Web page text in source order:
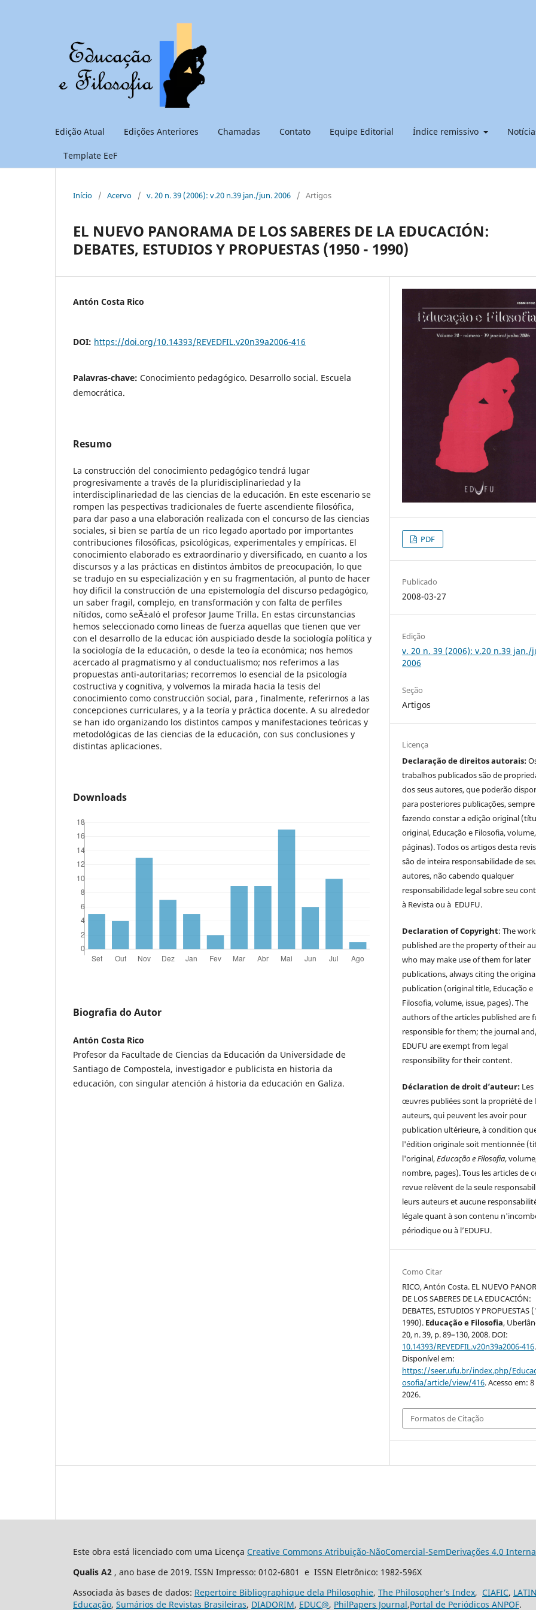
Edição Atual Edições Anteriores Chamadas Contato Equipe Editorial Índice remissivo
Template EeF
Início / Acervo / v. 20 n. 39 (2006): v.20 n.39 jan./jun. 2006 / Artigos
EL NUEVO PANORAMA DE LOS SABERES DE LA EDUCACIÓN:
DEBATES, ESTUDIOS Y PROPUESTAS (1950 - 1990)
Antón Costa Rico
DOI: https://doi.org/10.14393/REVEDFIL.v20n39a2006-416
Palavras-chave: Conocimiento pedagógico. Desarrollo social. Escuela
democrática.
Resumo
La construcción del conocimiento pedagógico tendrá lugar
progresivamente a través de la pluridisciplinariedad y la
interdisciplinariedad de las ciencias de la educación. En este escenario se
rompen las pespectivas tradicionales de fuerte ascendiente filosófica,
para dar paso a una elaboración realizada con el concurso de las ciencias
sociales, si bien se partía de un rico legado aportado por importantes
contribuciones filosóficas, psicológicas, experimentales y empíricas. El
conocimiento elaborado es extraordinario y diversificado, en cuanto a los
discursos y a las prácticas en distintos ámbitos de preocupación, lo que
se tradujo en su especialización y en su fragmentación, al punto de hacer
hoy dificil la construcción de una epistemología del discurso pedagógico,
un saber fragil, complejo, en transformación y con falta de perfiles
nítidos, como seÃ±aló el profesor Jaume Trilla. En estas circunstancias
hemos seleccionado como lineas de fuerza aquellas que tienen que ver
con el desarrollo de la educac ión auspiciado desde la sociología política y
la sociología de la educación, o desde la teo ía económica; nos hemos
acercado al pragmatismo y al conductualismo; nos referimos a las
propuestas anti-autoritarias; recorremos lo esencial de la psicología
costructiva y cognitiva, y volvemos la mirada hacia la tesis del
conocimiento como construcción social, para , finalmente, referirnos a las
concepciones curriculares, y a la teoría y práctica docente. A su alrededor
se han ido organizando los distintos campos y manifestaciones teóricas y
metodológicas de las ciencias de la educación, con sus conclusiones y
distintas aplicaciones.
Downloads
Biografia do Autor
Antón Costa Rico
Profesor da Facultade de Ciencias da Educación da Universidade de
Santiago de Compostela, investigador e publicista en historia da
educación, con singular atención á historia da educación en Galiza.
PDF
Publicado
2008-03-27
Edição
v. 20 n. 39 (2006): v.20 n.39 jan./
2006
Seção
Artigos
Licença
Declaração de direitos autorais:
trabalhos publicados são de
dos seus autores, que poderão
para posteriores publicações, sempre
fazendo constar a edição original
original, Educação e Filosofia,
páginas). Todos os artigos desta
são de inteira responsabilidade de
autores, não cabendo qualquer
responsabilidade legal sobre seu
à Revista ou à EDUFU.
Declaration of Copyright: The
published are the property of their
who may make use of them for later
publications, always citing the
publication (original title, Educação e
Filosofia, volume, issue, pages). The
authors of the articles published are
responsible for them; the journal
EDUFU are exempt from legal
responsibility for their content.
Déclaration de droit d’auteur: Les
œuvres publiées sont la propriété de
auteurs, qui peuvent les avoir pour
publication ultérieure, à condition
l'édition originale soit mentionnée
l'original,Educação e Filosofia,
nombre, pages). Tous les articles de
revue relèvent de la seule
leurs auteurs et aucune
légale quant à son contenu
périodique ou à l’EDUFU.
Como Citar
RICO, Antón Costa. EL NUEVO
DE LOS SABERES DE LA EDUCACIÓN:
DEBATES, ESTUDIOS Y PROPUESTAS
1990). Educação e Filosofia,
20, n. 39, p. 89–130, 2008. DOI:
10.14393/REVEDFIL.v20n39a2006-416.
Disponível em:
https://seer.ufu.br/index.php/
osofia/article/view/416. Acesso em:
2026.
Formatos de Citação
Este obra está licenciado com uma Licença Creative Commons Atribuição-NãoComercial-SemDerivações 4.0
Qualis A2 , ano base de 2019. ISSN Impresso: 0102-6801 e ISSN Eletrônico: 1982-596X
Associada às bases de dados: Repertoire Bibliographique dela Philosophie, The Philosopher’s Index, CIAFIC,
Educação, Sumários de Revistas Brasileiras, DIADORIM, EDUC@, PhilPapers Journal,Portal de Periódicos ANPOF.